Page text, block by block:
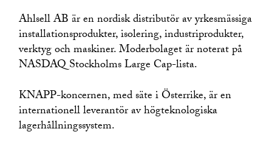
Ahlsell AB är en nordisk distributör av yrkesmässiga
installationsprodukter, isolering, industriprodukter,
verktyg och maskiner. Moderbolaget är noterat på
NASDAQ Stockholms Large Cap-lista.
KNAPP-koncernen, med säte i Österrike, är en
internationell leverantör av högteknologiska
lagerhållningssystem.